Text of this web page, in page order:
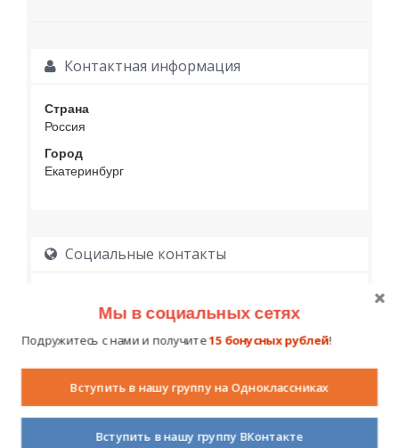
Контактная информация
Страна
Россия
Город
Екатеринбург
Социальные контакты
Образование
Мы в социальных сетях
Подружитесь с нами и получите15 бонусных рублей!
Вступить в нашу группу на Одноклассниках
Вступить в нашу группу ВКонтакте